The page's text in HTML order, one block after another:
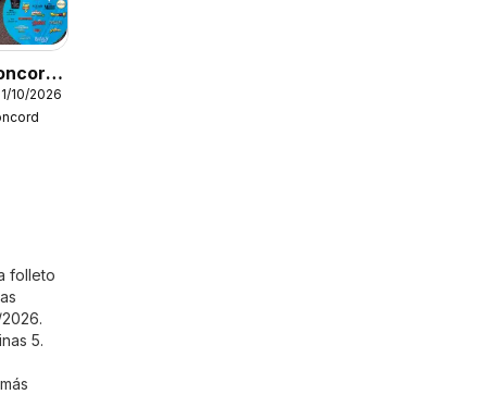
10/2026
folleto
5.